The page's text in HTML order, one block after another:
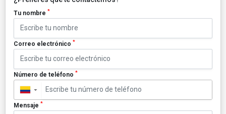
Tu nombre *
Correo electrónico *
Número de teléfono *
▼
Mensaje *